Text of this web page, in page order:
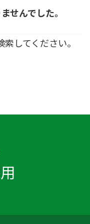
せんでした。
してください。